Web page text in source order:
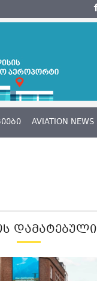
AVIATION NEWS
ᲓᲐᲛᲐᲢᲔᲑᲣᲚᲘ